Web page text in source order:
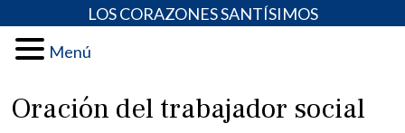
LOS CORAZONES SANTÍSIMOS
Menú
Oración del trabajador social